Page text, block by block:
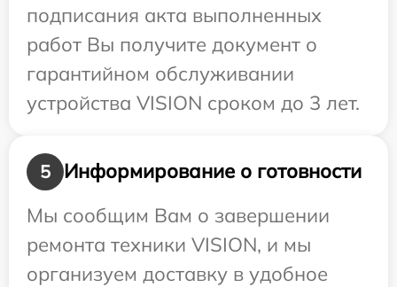
подписания акта выполненных
работ Вы получите документ о
гарантийном обслуживании
устройства VISION сроком до 3 лет.
5
Информирование о готовности
Мы сообщим Вам о завершении
ремонта техники VISION, и мы
организуем доставку в удобное